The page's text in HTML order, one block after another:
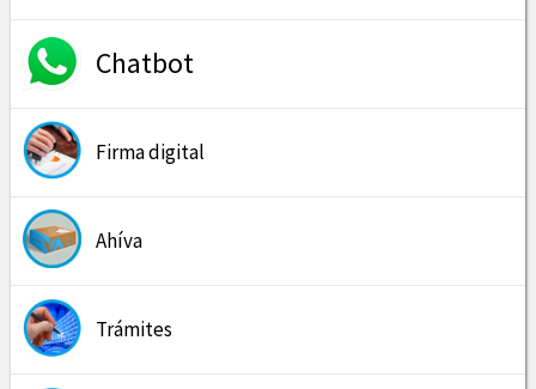
Chatbot
Firma digital
Ahíva
Trámites